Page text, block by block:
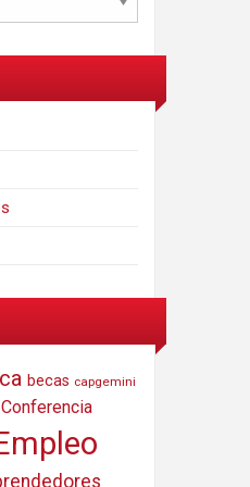
becas capgemini
Conferencia